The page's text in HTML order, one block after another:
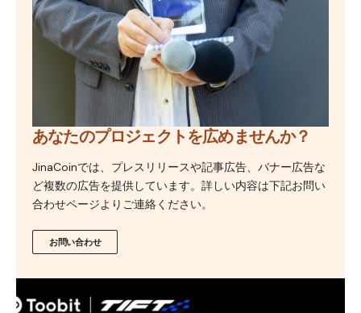
あなたのプロジェクトを広めませんか？
JinaCoinでは、プレスリリースや記事広告、バナー広告な
ど複数の広告を提供しています。詳しい内容は下記お問い
合わせページよりご連絡ください。
お問い合わせ